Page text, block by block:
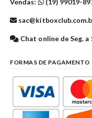
Chat online de Seg. a
FORMAS DE PAGAMENTO